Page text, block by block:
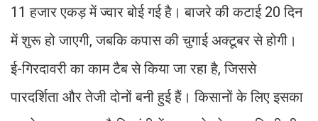
11 हजार एकड़ में ज्वार बोई गई है। बाजरे की कटाई 20 दिन
में शुरू हो जाएगी, जबकि कपास की चुगाई अक्टूबर से होगी।
ई-गिरदावरी का काम टैब से किया जा रहा है, जिससे
पारदर्शिता और तेजी दोनों बनी हुई हैं। किसानों के लिए इसका